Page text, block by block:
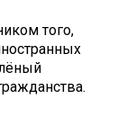
того,